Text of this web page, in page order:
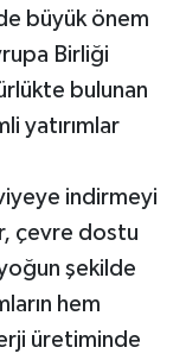
büyük önem
Birliği
bulunan
yatırımlar
indirmeyi
çevre dostu
şekilde
hem
üretiminde